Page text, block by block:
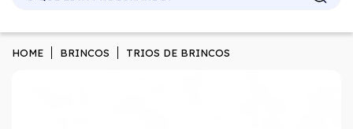
HOME BRINCOS TRIOS DE BRINCOS